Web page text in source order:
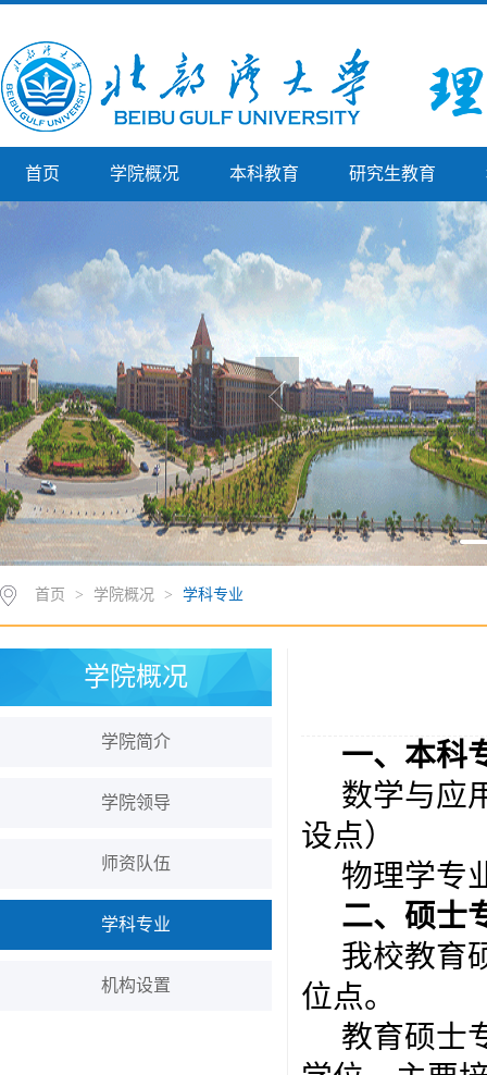
首页 学院概况 本科教育 研究生教育
首页 > 学院概况 > 学科专业
学院概况
学院简介
学院领导
师资队伍
学科专业
机构设置
一、本科
数学与应
设点）
物理学专
二、硕士
我校教育
位点。
教育硕士